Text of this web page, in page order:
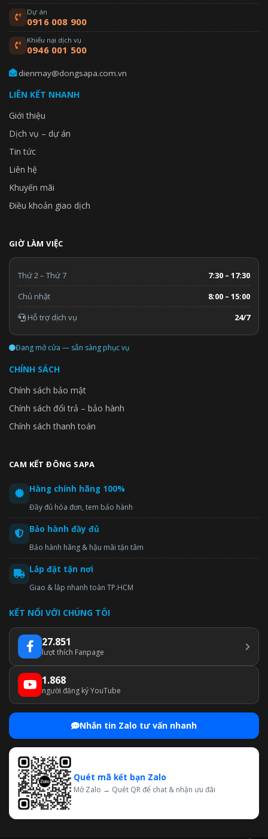
Dự án
0916 008 900
Khiếu nại dịch vụ
0946 001 500
dienmay@dongsapa.com.vn
LIÊN KẾT NHANH
Giới thiệu
Dịch vụ – dự án
Tin tức
Liên hệ
Khuyến mãi
Điều khoản giao dịch
GIỜ LÀM VIỆC
Thứ 2 – Thứ 7
7:30 – 17:30
Chủ nhật
8:00 – 15:00
Hỗ trợ dịch vụ
24/7
Đang mở cửa — sẵn sàng phục vụ
CHÍNH SÁCH
Chính sách bảo mật
Chính sách đổi trả – bảo hành
Chính sách thanh toán
CAM KẾT ĐÔNG SAPA
Hàng chính hãng 100%
Đầy đủ hóa đơn, tem bảo hành
Bảo hành đầy đủ
Bảo hành hãng & hậu mãi tận tâm
Lắp đặt tận nơi
Giao & lắp nhanh toàn TP.HCM
KẾT NỐI VỚI CHÚNG TÔI
27.851
lượt thích Fanpage
1.868
người đăng ký YouTube
Nhắn tin Zalo tư vấn nhanh
Quét mã kết bạn Zalo
Mở Zalo → Quét QR để chat & nhận ưu đãi